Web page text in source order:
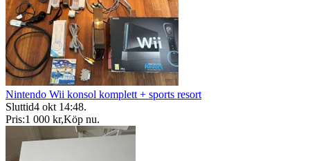
Nintendo Wii konsol komplett + sports resort
Sluttid4 okt 14:48.
Pris:1 000 kr,Köp nu.